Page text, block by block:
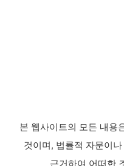
본 웹사이트의 모든 내용
것이며, 법률적 자문이
근거하여 어떠한